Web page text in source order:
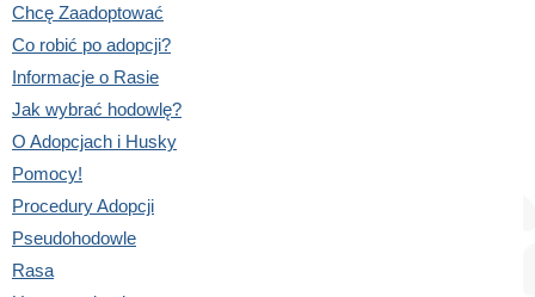
Chcę Zaadoptować
Co robić po adopcji?
Informacje o Rasie
Jak wybrać hodowlę?
O Adopcjach i Husky
Pomocy!
Procedury Adopcji
Pseudohodowle
Rasa